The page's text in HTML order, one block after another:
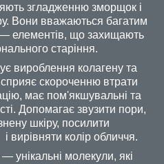
згладженню зморщок і
Вони вважаються багатим
елементів, що захищають
старіння.
вироблення колагену та
сприяє скороченню втрати
має пом'якшувальні та
Допомагає звузити пори,
шкіру, посилити
вирівняти колір обличчя.
унікальні молекули, які